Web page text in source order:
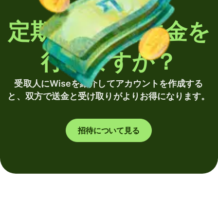
定期的に海外送金を
行いますか？
受取人にWiseを紹介してアカウントを作成する
と、双方で送金と受け取りがよりお得になります。
招待について見る